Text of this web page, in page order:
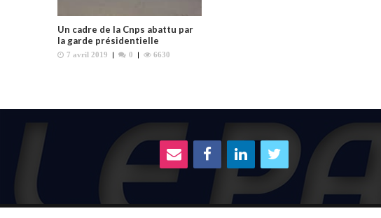
i
c
l
e
Un cadre de la Cnps abattu par
la garde présidentielle
7 avril 2019 0 6630